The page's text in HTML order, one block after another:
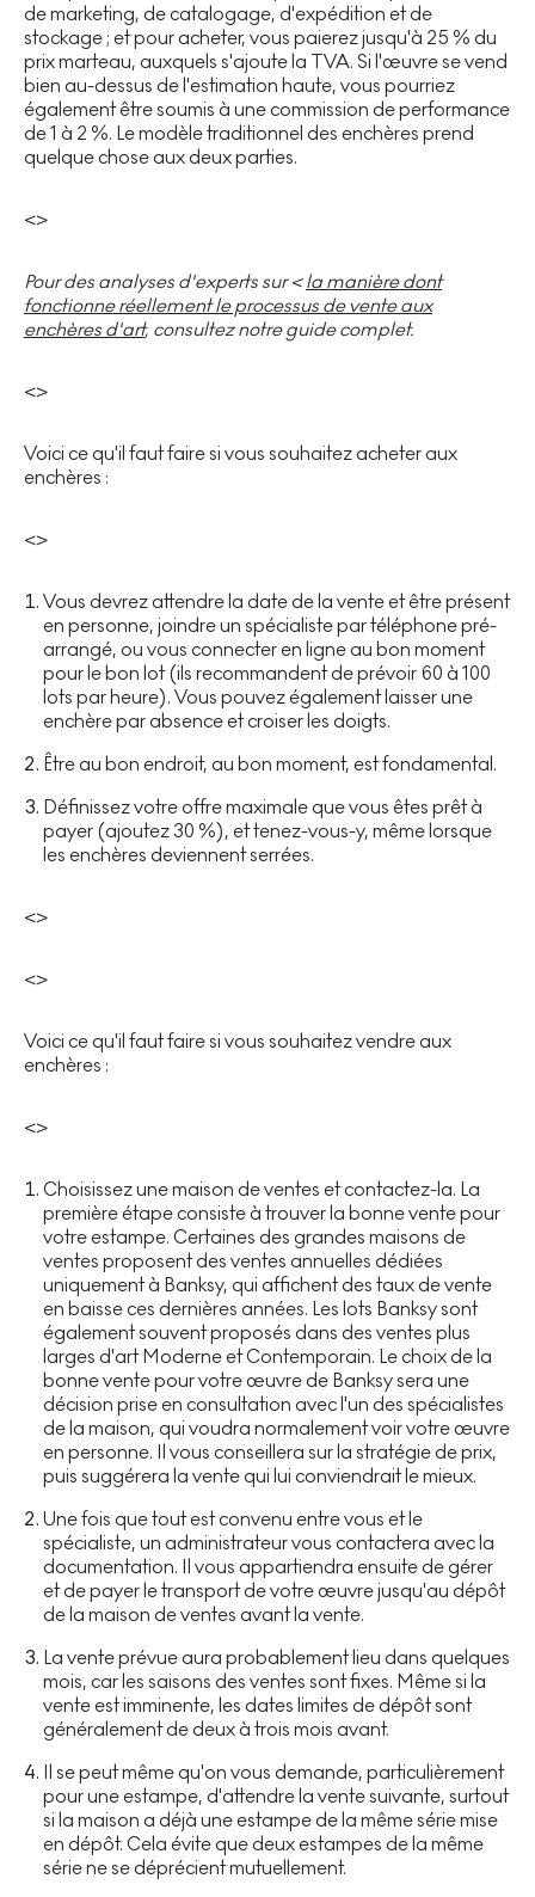
de marketing, de catalogage, d'expédition et de
stockage ; et pour acheter, vous paierez jusqu'à 25 % du
prix marteau, auxquels s'ajoute la TVA. Si l'œuvre se vend
bien au-dessus de l'estimation haute, vous pourriez
également être soumis à une commission de performance
de 1 à 2 %. Le modèle traditionnel des enchères prend
quelque chose aux deux parties.
<>
Pour des analyses d'experts sur <la manière dont
fonctionne réellement le processus de vente aux
enchères d'art, consultez notre guide complet.
<>
Voici ce qu'il faut faire si vous souhaitez acheter aux
enchères :
<>
Vous devrez attendre la date de la vente et être présent
en personne, joindre un spécialiste par téléphone pré-
arrangé, ou vous connecter en ligne au bon moment
pour le bon lot (ils recommandent de prévoir 60 à 100
lots par heure). Vous pouvez également laisser une
enchère par absence et croiser les doigts.
Être au bon endroit, au bon moment, est fondamental.
Définissez votre offre maximale que vous êtes prêt à
payer (ajoutez 30 %), et tenez-vous-y, même lorsque
les enchères deviennent serrées.
<>
<>
Voici ce qu'il faut faire si vous souhaitez vendre aux
enchères :
<>
Choisissez une maison de ventes et contactez-la. La
première étape consiste à trouver la bonne vente pour
votre estampe. Certaines des grandes maisons de
ventes proposent des ventes annuelles dédiées
uniquement à Banksy, qui affichent des taux de vente
en baisse ces dernières années. Les lots Banksy sont
également souvent proposés dans des ventes plus
larges d'art Moderne et Contemporain. Le choix de la
bonne vente pour votre œuvre de Banksy sera une
décision prise en consultation avec l'un des spécialistes
de la maison, qui voudra normalement voir votre œuvre
en personne. Il vous conseillera sur la stratégie de prix,
puis suggérera la vente qui lui conviendrait le mieux.
Une fois que tout est convenu entre vous et le
spécialiste, un administrateur vous contactera avec la
documentation. Il vous appartiendra ensuite de gérer
et de payer le transport de votre œuvre jusqu'au dépôt
de la maison de ventes avant la vente.
La vente prévue aura probablement lieu dans quelques
mois, car les saisons des ventes sont fixes. Même si la
vente est imminente, les dates limites de dépôt sont
généralement de deux à trois mois avant.
Il se peut même qu'on vous demande, particulièrement
pour une estampe, d'attendre la vente suivante, surtout
si la maison a déjà une estampe de la même série mise
en dépôt. Cela évite que deux estampes de la même
série ne se déprécient mutuellement.